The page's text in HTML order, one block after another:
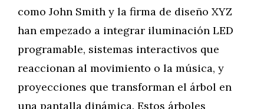
como John Smith y la firma de diseño XYZ
han empezado a integrar iluminación LED
programable, sistemas interactivos que
reaccionan al movimiento o la música, y
proyecciones que transforman el árbol en
una pantalla dinámica. Estos árboles